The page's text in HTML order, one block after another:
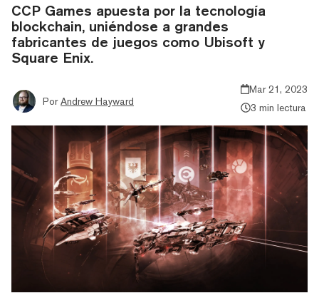
CCP Games apuesta por la tecnología
blockchain, uniéndose a grandes
fabricantes de juegos como Ubisoft y
Square Enix.
Por Andrew Hayward
Mar 21, 2023
3 min lectura